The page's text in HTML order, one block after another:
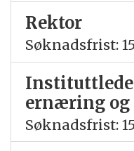
Rektor
Søknadsfrist:
ernæring og
Søknadsfrist: